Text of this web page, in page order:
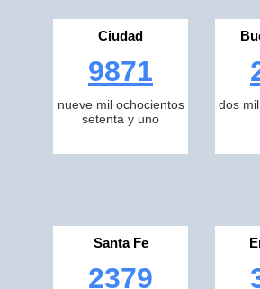
Ciudad
9871
nueve mil ochocientos
setenta y uno
dos
Santa Fe
2379